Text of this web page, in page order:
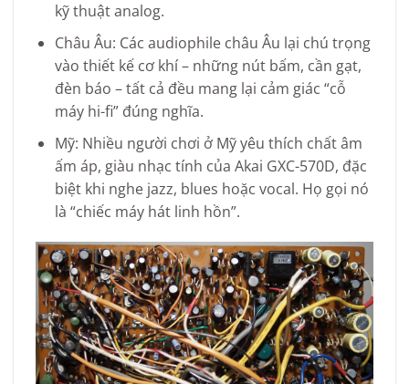
kỹ thuật analog.
Châu Âu: Các audiophile châu Âu lại chú trọng
vào thiết kế cơ khí – những nút bấm, cần gạt,
đèn báo – tất cả đều mang lại cảm giác “cỗ
máy hi-fi” đúng nghĩa.
Mỹ: Nhiều người chơi ở Mỹ yêu thích chất âm
ấm áp, giàu nhạc tính của Akai GXC-570D, đặc
biệt khi nghe jazz, blues hoặc vocal. Họ gọi nó
là “chiếc máy hát linh hồn”.